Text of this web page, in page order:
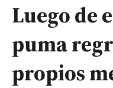
Luego de
puma
propios